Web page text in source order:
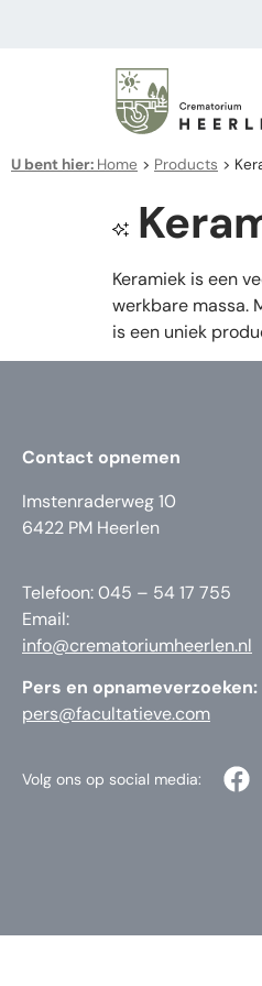
U bent hier: Home > Products >
Keramiek is een
werkbare massa.
is een uniek
Contact opnemen
Imstenraderweg 10
6422 PM Heerlen
Telefoon: 045 – 54 17 755
Email:
info@crematoriumheerlen.nl
Pers en opnameverzoeken:
pers@facultatieve.com
Volg ons op social media: